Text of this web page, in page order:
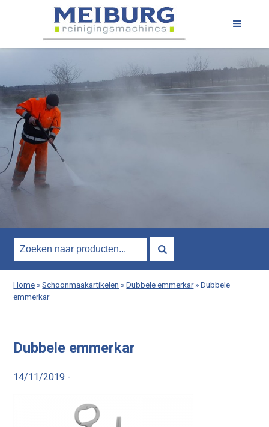
Home»Schoonmaakartikelen»Dubbele emmerkar»Dubbele
emmerkar
Dubbele emmerkar
14/11/2019 -